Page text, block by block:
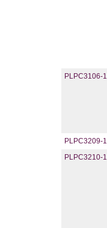
PLPC3106-1
PLPC3209-1
PLPC3210-1